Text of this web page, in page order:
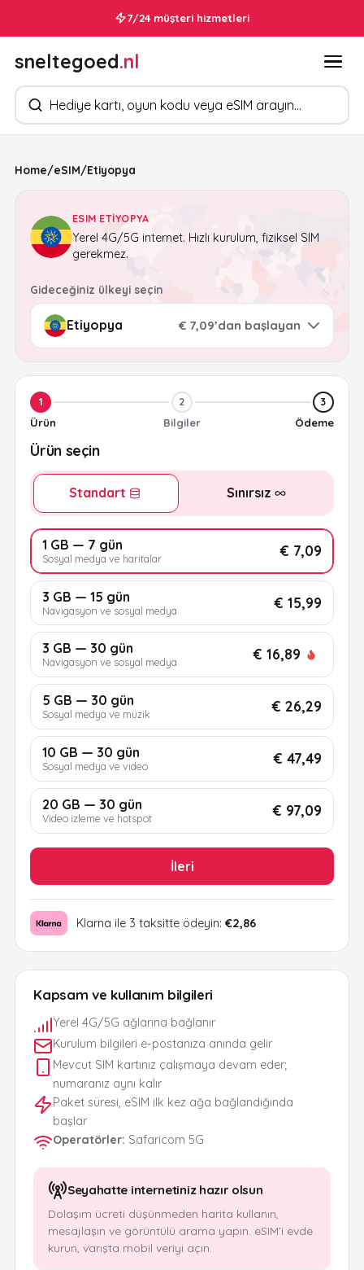
7/24 müşteri hizmetleri
sneltegoed.nl
Ürün arayın
Home/eSIM/Etiyopya
ESIM ETIYOPYA
Yerel 4G/5G internet. Hızlı kurulum, fiziksel SIM
gerekmez.
Gideceğiniz ülkeyi seçin
€ 7,09’dan başlayan
Kapsam ve kullanım bilgileri
Yerel 4G/5G ağlarına bağlanır
Kurulum bilgileri e-postanıza anında gelir
Mevcut SIM kartınız çalışmaya devam eder;
numaranız aynı kalır
Paket süresi, eSIM ilk kez ağa bağlandığında
başlar
Operatörler: Safaricom 5G
Seyahatte internetiniz hazır olsun
Dolaşım ücreti düşünmeden harita kullanın,
mesajlaşın ve görüntülü arama yapın. eSIM’i evde
kurun, varışta mobil veriyi açın.
1
Ürün
2
Bilgiler
3
Ödeme
Ürün seçin
Standart Sınırsız
1 GB — 7 gün
Sosyal medya ve haritalar € 7,09
3 GB — 15 gün
Navigasyon ve sosyal medya € 15,99
3 GB — 30 gün
Navigasyon ve sosyal medya € 16,89
5 GB — 30 gün
Sosyal medya ve müzik € 26,29
10 GB — 30 gün
Sosyal medya ve video € 47,49
20 GB — 30 gün
Video izleme ve hotspot € 97,09
İleri
Klarna ile 3 taksitte ödeyin: €2,86